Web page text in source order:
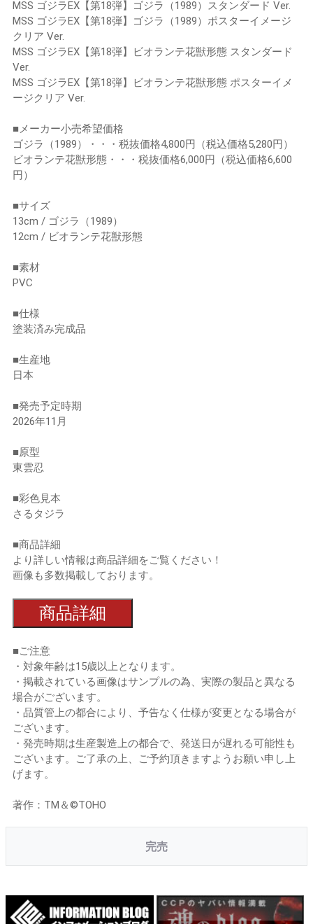
MSS ゴジラEX【第18弾】ゴジラ（1989）スタンダード Ver.
MSS ゴジラEX【第18弾】ゴジラ（1989）ポスターイメージ
クリア Ver.
MSS ゴジラEX【第18弾】ビオランテ花獣形態 スタンダード
Ver.
MSS ゴジラEX【第18弾】ビオランテ花獣形態 ポスターイメ
ージクリア Ver.
■メーカー小売希望価格
ゴジラ（1989）・・・税抜価格4,800円（税込価格5,280円）
ビオランテ花獣形態・・・税抜価格6,000円（税込価格6,600
円）
■サイズ
13cm / ゴジラ（1989）
12cm / ビオランテ花獣形態
■素材
PVC
■仕様
塗装済み完成品
■生産地
日本
■発売予定時期
2026年11月
■原型
東雲忍
■彩色見本
さるタジラ
■商品詳細
より詳しい情報は商品詳細をご覧ください！
画像も多数掲載しております。
商品詳細
■ご注意
・対象年齢は15歳以上となります。
・掲載されている画像はサンプルの為、実際の製品と異なる
場合がございます。
・品質管上の都合により、予告なく仕様が変更となる場合が
ございます。
・発売時期は生産製造上の都合で、発送日が遅れる可能性も
ございます。ご了承の上、ご予約頂きますようお願い申し上
げます。
著作：TM＆©TOHO
完売